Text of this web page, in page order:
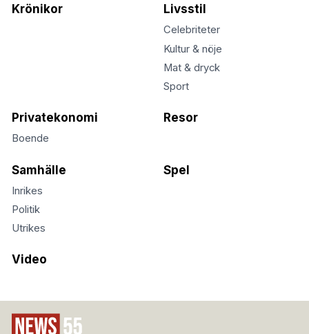
Krönikor Livsstil
Celebriteter
Kultur & nöje
Mat & dryck
Sport
Privatekonomi
Boende
Resor
Samhälle
Inrikes
Politik
Utrikes
Spel
Video